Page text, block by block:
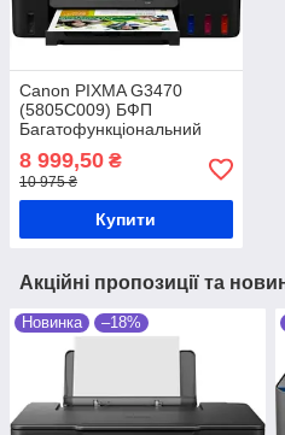
Canon PIXMA G3470
(5805C009) БФП
Багатофункціональний
пристрій
8 999,50 ₴
10 975 ₴
Купити
Акційні пропозиції та
Новинка –18%